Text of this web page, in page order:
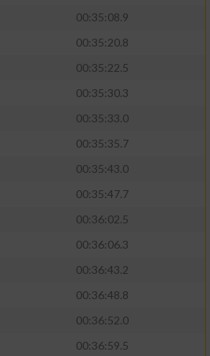
00:35:08.9
00:35:20.8
00:35:22.5
00:35:30.3
00:35:33.0
00:35:35.7
00:35:43.0
00:35:47.7
00:36:02.5
00:36:06.3
00:36:43.2
00:36:48.8
00:36:52.0
00:36:59.5